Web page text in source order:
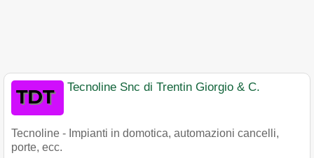
Tecnoline Snc di Trentin Giorgio & C.
Tecnoline - Impianti in domotica, automazioni cancelli,
porte, ecc.